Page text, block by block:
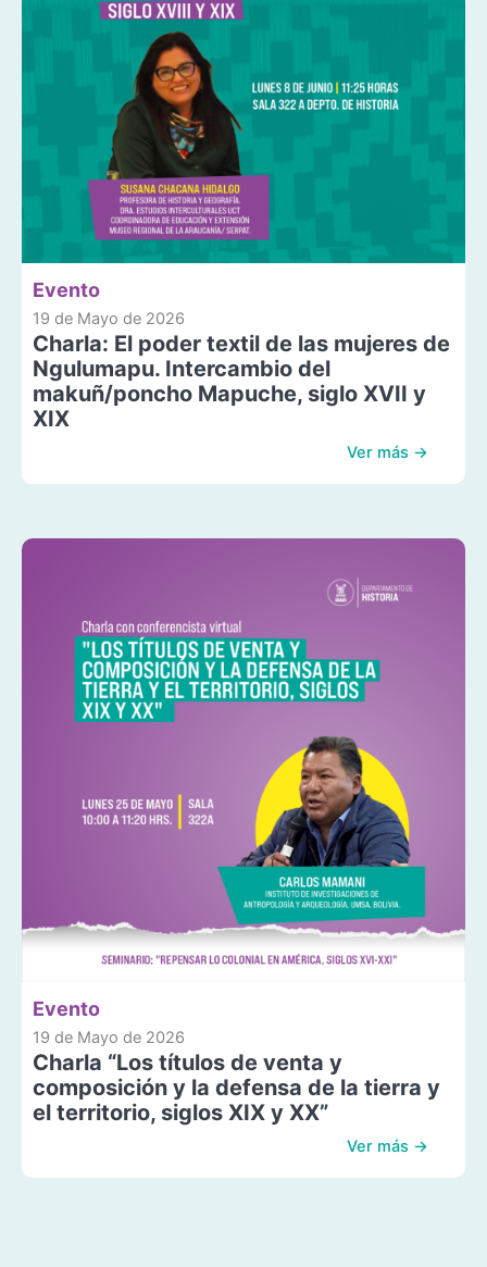
Evento
19 de Mayo de 2026
Charla: El poder textil de las mujeres de
Ngulumapu. Intercambio del
makuñ/poncho Mapuche, siglo XVII y
XIX
Ver más →
Evento
19 de Mayo de 2026
Charla “Los títulos de venta y
composición y la defensa de la tierra y
el territorio, siglos XIX y XX”
Ver más →